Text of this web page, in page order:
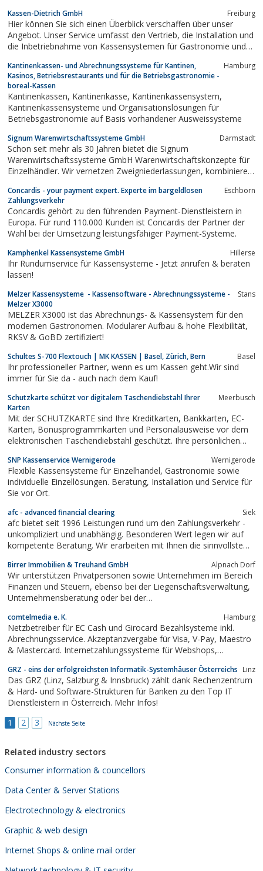
Kassen-Dietrich GmbH Freiburg
Hier können Sie sich einen Überblick verschaffen über unser
Angebot. Unser Service umfasst den Vertrieb, die Installation und
die Inbetriebnahme von Kassensystemen für Gastronomie und
Einzelhandelsgeschäft bis hin zu vernetzten PC-Kassensystemen
mit Touchkassen,...
Kantinenkassen- und Abrechnungssysteme für Kantinen,
Kasinos, Betriebsrestaurants und für die Betriebsgastronomie -
boreal-Kassen
Hamburg
Kantinenkassen, Kantinenkasse, Kantinenkassensystem,
Kantinenkassensysteme und Organisationslösungen für
Betriebsgastronomie auf Basis vorhandener Ausweissysteme
Signum Warenwirtschaftssysteme GmbH Darmstadt
Schon seit mehr als 30 Jahren bietet die Signum
Warenwirtschaftssysteme GmbH Warenwirtschaftskonzepte für
Einzelhändler. Wir vernetzen Zweigniederlassungen, kombinieren
lückenlose Abbildung von logistischen Prozessen. Im Bereich der
Unternehmensprozesse und Logistik bieten...
Concardis - your payment expert. Experte im bargeldlosen
Zahlungsverkehr
Eschborn
Concardis gehört zu den führenden Payment-Dienstleistern in
Europa. Für rund 110.000 Kunden ist Concardis der Partner der
Wahl bei der Umsetzung leistungsfähiger Payment-Systeme.
Kamphenkel Kassensysteme GmbH Hillerse
Ihr Rundumservice für Kassensysteme - Jetzt anrufen & beraten
lassen!
Melzer Kassensysteme - Kassensoftware - Abrechnungssysteme -
Melzer X3000
Stans
MELZER X3000 ist das Abrechnungs- & Kassensystem für den
modernen Gastronomen. Modularer Aufbau & hohe Flexibilität,
RKSV & GoBD zertifiziert!
Schultes S-700 Flextouch | MK KASSEN | Basel, Zürich, Bern Basel
Ihr professioneller Partner, wenn es um Kassen geht.Wir sind
immer für Sie da - auch nach dem Kauf!
Schutzkarte schützt vor digitalem Taschendiebstahl Ihrer
Karten
Meerbusch
Mit der SCHUTZKARTE sind Ihre Kreditkarten, Bankkarten, EC-
Karten, Bonusprogrammkarten und Personalausweise vor dem
elektronischen Taschendiebstahl geschützt. Ihre persönlichen
Handtasche und Brieftasche sicher, wenn die SCHUTZKARTE
Ihre Karten vollständig überdeckt.
SNP Kassenservice Wernigerode Wernigerode
Flexible Kassensysteme für Einzelhandel, Gastronomie sowie
individuelle Einzellösungen. Beratung, Installation und Service für
Sie vor Ort.
afc - advanced financial clearing Siek
afc bietet seit 1996 Leistungen rund um den Zahlungsverkehr -
unkompliziert und unabhängig. Besonderen Wert legen wir auf
kompetente Beratung. Wir erarbeiten mit Ihnen die sinnvollste
der führende Netzbetreiber für Software- Terminals.
Birrer Immobilien & Treuhand GmbH Alpnach Dorf
Wir unterstützen Privatpersonen sowie Unternehmen im Bereich
Finanzen und Steuern, ebenso bei der Liegenschaftsverwaltung,
Unternehmensberatung oder bei der
comtelmedia e. K. Hamburg
Netzbetreiber für EC Cash und Girocard Bezahlsysteme inkl.
Abrechnungsservice. Akzeptanzvergabe für Visa, V-Pay, Maestro
& Mastercard. Internetzahlungssysteme für Webshops,
GRZ - eins der erfolgreichsten Informatik-Systemhäuser Österreichs Linz
Das GRZ (Linz, Salzburg & Innsbruck) zählt dank Rechenzentrum
& Hard- und Software-Strukturen für Banken zu den Top IT
Dienstleistern in Österreich. Mehr Infos!
1
2 3 Nächste Seite
Related industry sectors
Consumer information & councellors
Data Center & Server Stations
Electrotechnology & electronics
Graphic & web design
Internet Shops & online mail order